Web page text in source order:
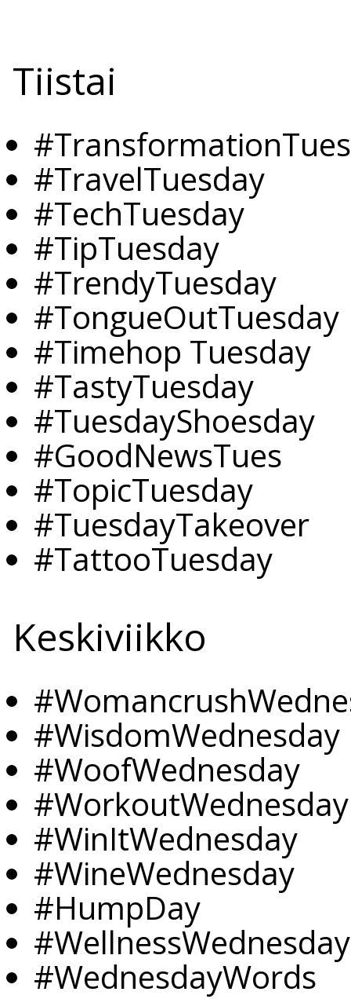
Tiistai
#TravelTuesday
#TechTuesday
#TipTuesday
#TrendyTuesday
#TongueOutTuesday
#Timehop Tuesday
#TastyTuesday
#TuesdayShoesday
#GoodNewsTues
#TopicTuesday
#TuesdayTakeover
#TattooTuesday
Keskiviikko
#WisdomWednesday
#WoofWednesday
#WorkoutWednesday
#WinItWednesday
#WineWednesday
#HumpDay
#WellnessWednesday
#WednesdayWords